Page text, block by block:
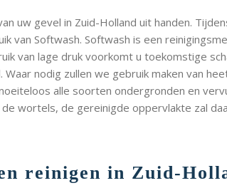
uw gevel in Zuid-Holland uit handen.
van Softwash. Softwash is een
van lage druk voorkomt u toekomstige
Waar nodig zullen we gebruik maken van
alle soorten ondergronden en
wortels, de gereinigde oppervlakte zal
reinigen in Zuid-